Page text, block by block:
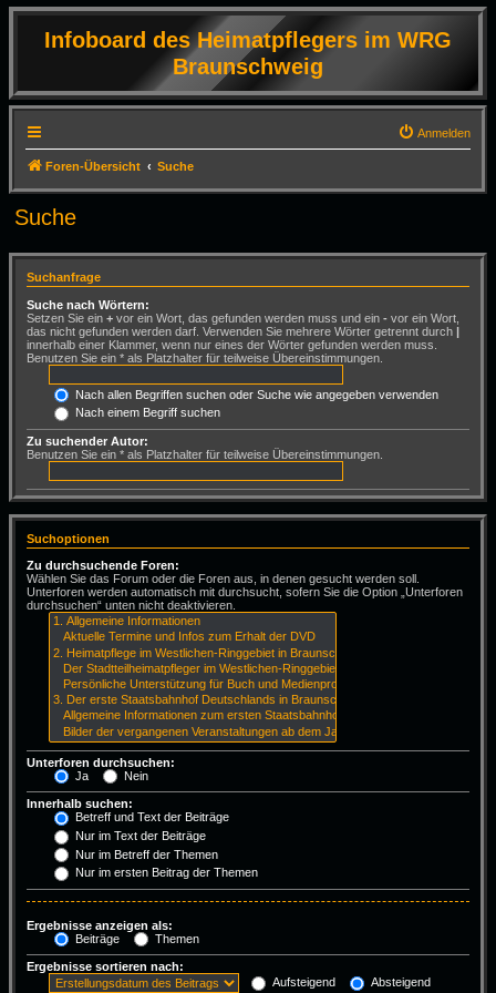
Infoboard des Heimatpflegers im WRG
Braunschweig
Anmelden
Foren-Übersicht Suche
Suche
Suchanfrage
Suche nach Wörtern:
Setzen Sie ein + vor ein Wort, das gefunden werden muss und ein - vor ein Wort,
das nicht gefunden werden darf. Verwenden Sie mehrere Wörter getrennt durch |
innerhalb einer Klammer, wenn nur eines der Wörter gefunden werden muss.
Benutzen Sie ein * als Platzhalter für teilweise Übereinstimmungen.
Nach allen Begriffen suchen oder Suche wie angegeben verwenden
Nach einem Begriff suchen
Zu suchender Autor:
Benutzen Sie ein * als Platzhalter für teilweise Übereinstimmungen.
Suchoptionen
Zu durchsuchende Foren:
Wählen Sie das Forum oder die Foren aus, in denen gesucht werden soll.
Unterforen werden automatisch mit durchsucht, sofern Sie die Option „Unterforen
durchsuchen“ unten nicht deaktivieren.
Unterforen durchsuchen:
Ja
Nein
Innerhalb suchen:
Betreff und Text der Beiträge
Nur im Text der Beiträge
Nur im Betreff der Themen
Nur im ersten Beitrag der Themen
Ergebnisse anzeigen als:
Beiträge
Themen
Ergebnisse sortieren nach:
Aufsteigend
Absteigend